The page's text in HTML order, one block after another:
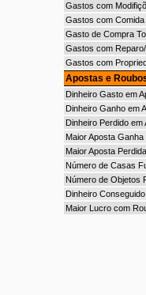
Gastos com
Gastos com Comida
Gasto de Compra
Gastos com
Gastos com
Apostas e
Dinheiro Gasto em
Dinheiro Ganho em
Dinheiro Perdido em
Maior Aposta Ganha
Maior Aposta Perdida
Número de Casas
Número de Objetos
Dinheiro
Maior Lucro com